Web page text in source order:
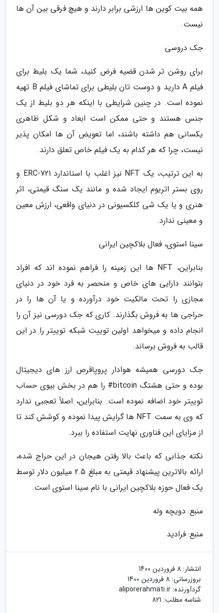
همه بیت کوین ها ارزشی برابر دارند و هیچ فرقی بین آن ها
نیست.
جک دروسی
برای روشن تر شدن قضیه فرض کنید، شما یک بلیط برای
فیلم A دارید و دوست تان بلیطی برای تماشای فیلم B تهیه
نموده است. در چنین شرایطی با اینکه هر دو بلیط از یک
جنس هستند و حتی ممکن است ابعاد و شکل ظاهری
یکسانی هم داشته باشند، اما تعویض آن ها امکان پذیر
نیست، چرا که هر کدام به یک فیلم خاص تعلق دارند.
به این ترتیب، یک NFT نیز اغلب با استاندارد ERC-721 و
روی بستر اتریوم ایجاد شده و مانند یک سنگ قیمتی، اثر
هنری و یا یک شی کلکسیونی در دنیای واقعی، ارزش معین
و معینی ندارد.
سینا استوی، فعال بلاکچین ایرانی
بنابراین، NFT ها این زمینه را فراهم نموده اند که افراد
بتوانند دارایی های خاص و منحصر به فرد خود در دنیای
مجازی را تحت مالکیت خود درآورده و یا آن ها را در
حراجی ها به فروش بگذارند. کاری که جک دورسی نیز آن را
انجام داده و میخواهد اولین توییت شبکه توییتر را در این
قالب به فروش برساند.
جک دورسی همیشه هوادار پروپاقرص ارز های دیجیتال
بوده و حتی هشتگ bitcoin# را هم در بخش بیوی حساب
توییتر خود اضافه نموده است. بنابراین، اصلاً تعجبی ندارد
که وی به سمت NFT ها گرایش پیدا نموده و کوشش کند تا
از مزایای این فناوری نهایت استفاده را ببرد.
نکته جذابی که باعث بالا رفتن هیجان در این حراج شده،
ارائه بالاترین پیشنهاد قیمتی به مبلغ 2.5 میلیون دلار توسط
یک فعال حوزه بلاکچین ایرانی با نام سینا استوی است.
منبع: دویچه وله
منبع: فرادید
انتشار: 8 فروردین 1400
بروزرسانی: 8 فروردین 1400
گردآورنده: aliporerahmati.ir
شناسه مطلب: 821